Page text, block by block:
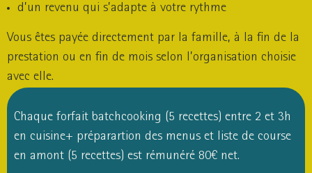
d’un revenu qui s’adapte à votre rythme
Vous êtes payée directement par la famille, à la fin de la
prestation ou en fin de mois selon l’organisation choisie
avec elle.
Chaque forfait batchcooking (5 recettes) entre 2 et 3h
en cuisine+ préparartion des menus et liste de course
en amont (5 recettes) est rémunéré 80€ net.